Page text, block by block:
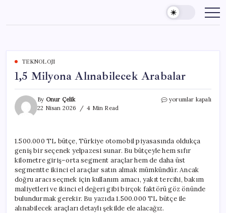
content
TEKNOLOJI
1,5 Milyona Alınabilecek Arabalar
By Onur Çelik
22 Nisan 2026
4 Min Read
1,5
yorumlar kapalı
1.500.000 TL bütçe, Türkiye otomobil piyasasında oldukça
geniş bir seçenek yelpazesi sunar. Bu bütçeyle hem sıfır
kilometre giriş–orta segment araçlar hem de daha üst
segmentte ikinci el araçlar satın almak mümkündür. Ancak
doğru aracı seçmek için kullanım amacı, yakıt tercihi, bakım
maliyetleri ve ikinci el değeri gibi birçok faktörü göz önünde
bulundurmak gerekir. Bu yazıda 1.500.000 TL bütçe ile
alınabilecek araçları detaylı şekilde ele alacağız.